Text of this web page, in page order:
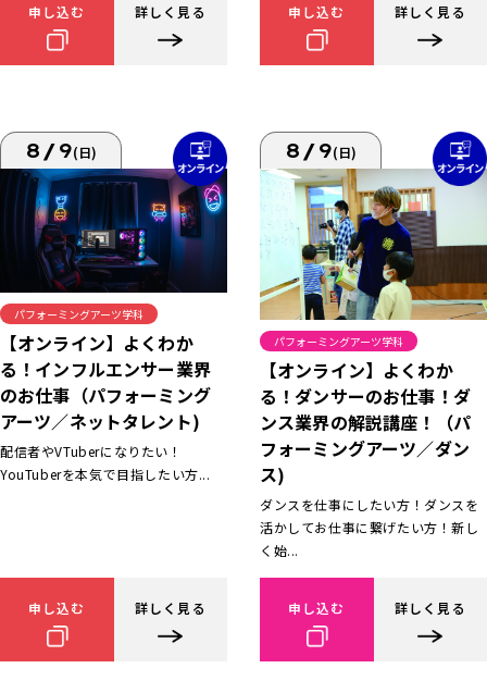
申し込む 詳しく見る 申し込む 詳しく見る
8/9(日)
パフォーミングアーツ学科
【オンライン】よくわか
る！インフルエンサー業界
のお仕事（パフォーミング
アーツ／ネットタレント)
配信者やVTuberになりたい！
YouTuberを本気で目指したい方...
申し込む 詳しく見る
8/9(日)
パフォーミングアーツ学科
【オンライン】よくわか
る！ダンサーのお仕事！ダ
ンス業界の解説講座！（パ
フォーミングアーツ／ダン
ス)
ダンスを仕事にしたい方！ダンスを
活かしてお仕事に繋げたい方！新し
く始...
申し込む 詳しく見る